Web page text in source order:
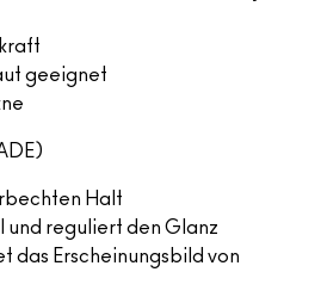
geeignet
Halt
reguliert den Glanz
das Erscheinungsbild von